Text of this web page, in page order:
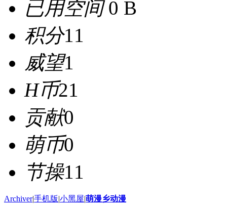
已用空间0 B
积分11
威望1
H币21
贡献0
萌币0
节操11
Archiver|手机版|小黑屋|萌漫乡动漫